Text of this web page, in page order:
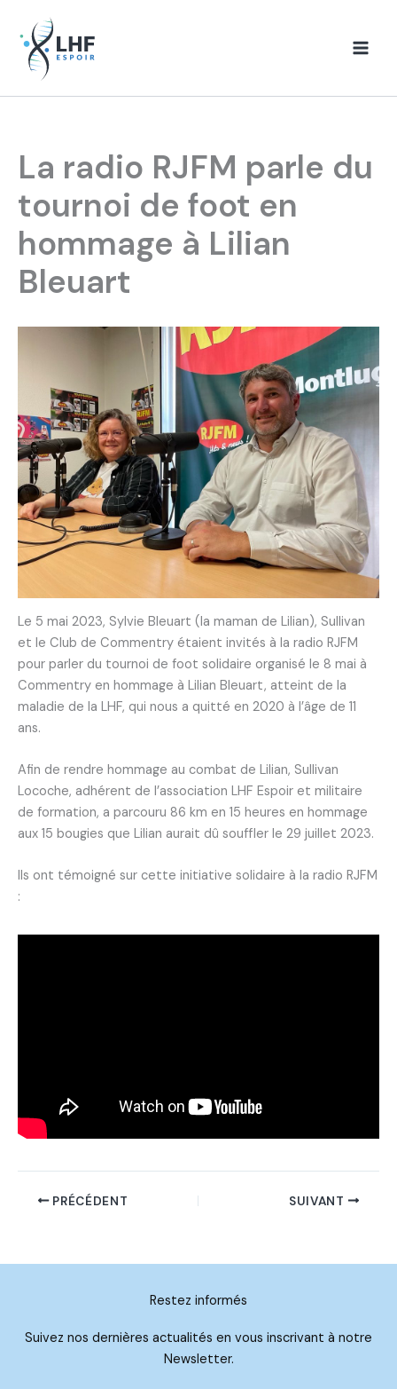
contenu
La radio RJFM parle du
tournoi de foot en
hommage à Lilian
Bleuart
Le 5 mai 2023, Sylvie Bleuart (la maman de Lilian), Sullivan
et le Club de Commentry étaient invités à la radio RJFM
pour parler du tournoi de foot solidaire organisé le 8 mai à
Commentry en hommage à Lilian Bleuart, atteint de la
maladie de la LHF, qui nous a quitté en 2020 à l’âge de 11
ans.
Afin de rendre hommage au combat de Lilian, Sullivan
Locoche, adhérent de l’association LHF Espoir et militaire
de formation, a parcouru 86 km en 15 heures en hommage
aux 15 bougies que Lilian aurait dû souffler le 29 juillet 2023.
Ils ont témoigné sur cette initiative solidaire à la radio RJFM
:
PRÉCÉDENT SUIVANT
Restez informés
Suivez nos dernières actualités en vous inscrivant à notre
Newsletter.